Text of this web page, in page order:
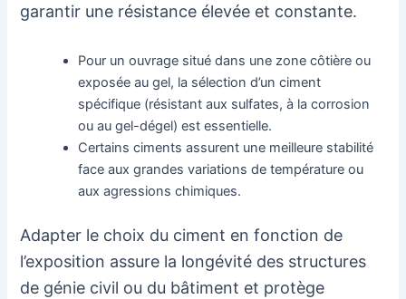
garantir une résistance élevée et constante.
Pour un ouvrage situé dans une zone côtière ou
exposée au gel, la sélection d’un ciment
spécifique (résistant aux sulfates, à la corrosion
ou au gel-dégel) est essentielle.
Certains ciments assurent une meilleure stabilité
face aux grandes variations de température ou
aux agressions chimiques.
Adapter le choix du ciment en fonction de
l’exposition assure la longévité des structures
de génie civil ou du bâtiment et protège